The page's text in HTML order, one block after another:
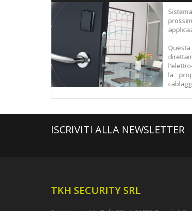
la
ISCRIVITI ALLA NEWSLETTER
TKH SECURITY SRL